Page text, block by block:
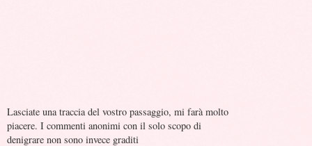
Lasciate una traccia del vostro passaggio, mi farà molto
piacere. I commenti anonimi con il solo scopo di
denigrare non sono invece graditi